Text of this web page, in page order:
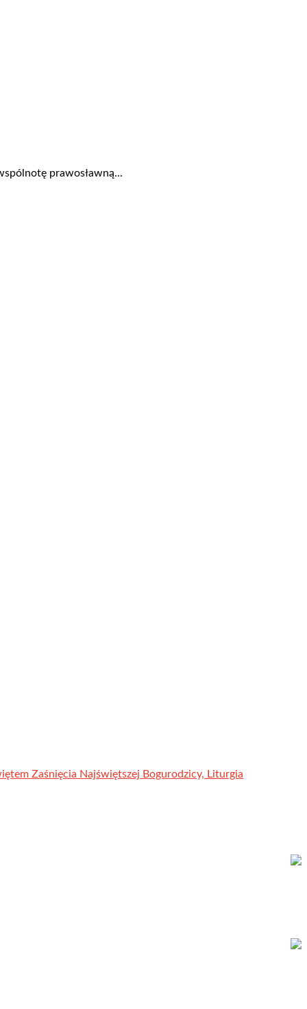
prawosławną...
Zaśnięcia Najświętszej Bogurodzicy, Liturgia